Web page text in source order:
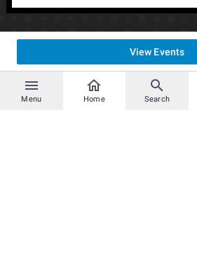
Menu Home Search
View Events